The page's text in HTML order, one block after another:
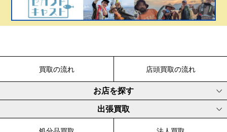
買取の流れ 店頭買取の流れ
お店を探す
出張買取